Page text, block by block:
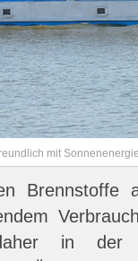
mit
Brennstoffe
in der